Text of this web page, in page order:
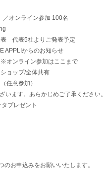
／オンライン参加 100名
5社よりご発表予定​
からのお知らせ​
イン参加はここまで​
プ/全体共有​
参加）
います。あらかじめご了承ください
プレゼント
お申込みをお願いいたします。